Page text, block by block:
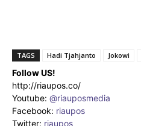
TAGS Hadi Tjahjanto Jokowi
Follow US!
http://riaupos.co/
Youtube: @riauposmedia
Facebook: riaupos
Twitter: riaupos